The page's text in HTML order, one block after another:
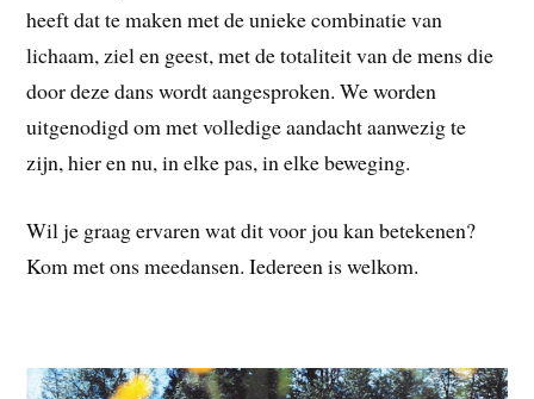
heeft dat te maken met de unieke combinatie van
lichaam, ziel en geest, met de totaliteit van de mens die
door deze dans wordt aangesproken. We worden
uitgenodigd om met volledige aandacht aanwezig te
zijn, hier en nu, in elke pas, in elke beweging.
Wil je graag ervaren wat dit voor jou kan betekenen?
Kom met ons meedansen. Iedereen is welkom.